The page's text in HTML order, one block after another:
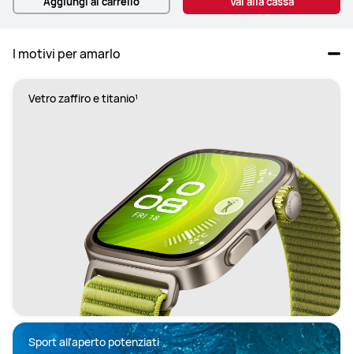
I motivi per amarlo
Vetro zaffiro e titanio¹
Sport all'aperto potenziati